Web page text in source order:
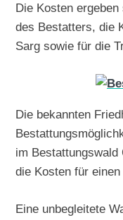
Die Kosten
des Bestatters, die
Sarg sowie für die
Die bekannten
im Bestattungswald
die Kosten für
Eine unbegleitete